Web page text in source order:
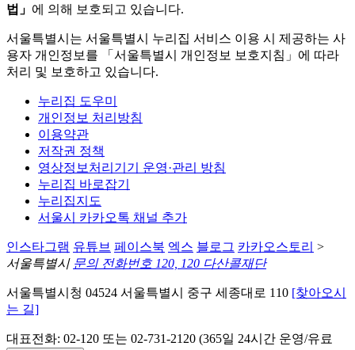
법」 에 의해 보호되고 있습니다.
서울특별시는 서울특별시 누리집 서비스 이용 시 제공하는 사
용자 개인정보를 「서울특별시 개인정보 보호지침」에 따라
처리 및 보호하고 있습니다.
누리집 도우미
개인정보 처리방침
이용약관
저작권 정책
영상정보처리기기 운영·관리 방침
누리집 바로잡기
누리집지도
서울시 카카오톡 채널 추가
인스타그램 유튜브 페이스북 엑스 블로그 카카오스토리 >
서울특별시 문의 전화번호 120, 120 다산콜재단
서울특별시청 04524 서울특별시 중구 세종대로 110 [찾아오시
는 길]
대표전화: 02-120 또는 02-731-2120 (365일 24시간 운영/유료